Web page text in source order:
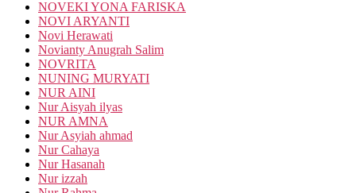
NOVEKI YONA FARISKA
NOVI ARYANTI
Novi Herawati
Novianty Anugrah Salim
NOVRITA
NUNING MURYATI
NUR AINI
Nur Aisyah ilyas
NUR AMNA
Nur Asyiah ahmad
Nur Cahaya
Nur Hasanah
Nur izzah